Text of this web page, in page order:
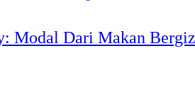
Modal Dari Makan